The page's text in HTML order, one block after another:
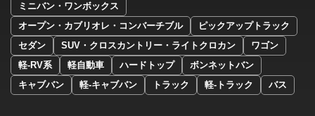
ミニバン・ワンボックス
オープン・カブリオレ・コンバーチブル
ピックアップトラック
セダン
SUV・クロスカントリー・ライトクロカン
ワゴン
軽-RV系
軽自動車 ハードトップ
ボンネットバン
キャブバン
軽-キャブバン トラック 軽-トラック バス